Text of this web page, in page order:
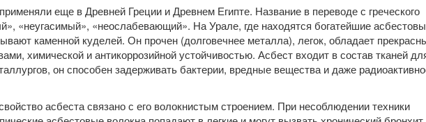
еще в Древней Греции и Древнем Египте. Назва­ние в переводе с греческого
«неугасимый», «неослабеваю­щий». На Урале, где находятся богатейшие
каменной куделей. Он прочен (долговечнее металла), легок, обладает
химической и ан­тикоррозийной устойчивостью. Асбест вхо­дит в состав тканей
он способен задерживать бак­терии, вредные вещества и даже
асбеста связано с его волокнистым строением. При несоблюдении техники